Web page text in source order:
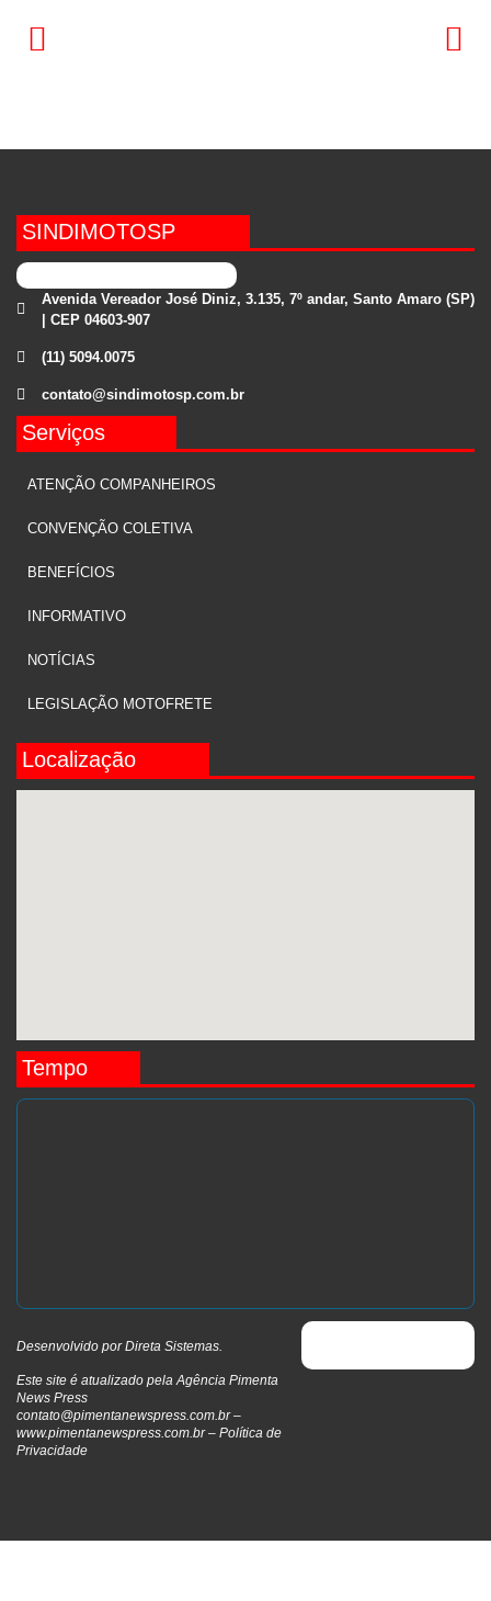
SINDIMOTOSP
Avenida Vereador José Diniz, 3.135, 7º andar, Santo Amaro (SP)
| CEP 04603-907
(11) 5094.0075
contato@sindimotosp.com.br
Serviços
ATENÇÃO COMPANHEIROS
CONVENÇÃO COLETIVA
BENEFÍCIOS
INFORMATIVO
NOTÍCIAS
LEGISLAÇÃO MOTOFRETE
Localização
Tempo
Desenvolvido porDireta Sistemas.
Este site é atualizado pela Agência Pimenta
News Press
contato@pimentanewspress.com.br–
www.pimentanewspress.com.br – Política de
Privacidade